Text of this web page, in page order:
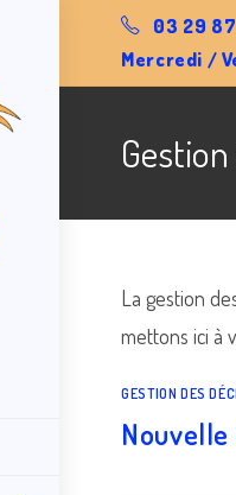
03 29 87
Mercredi /
La gestion
mettons ici à
GESTION DES